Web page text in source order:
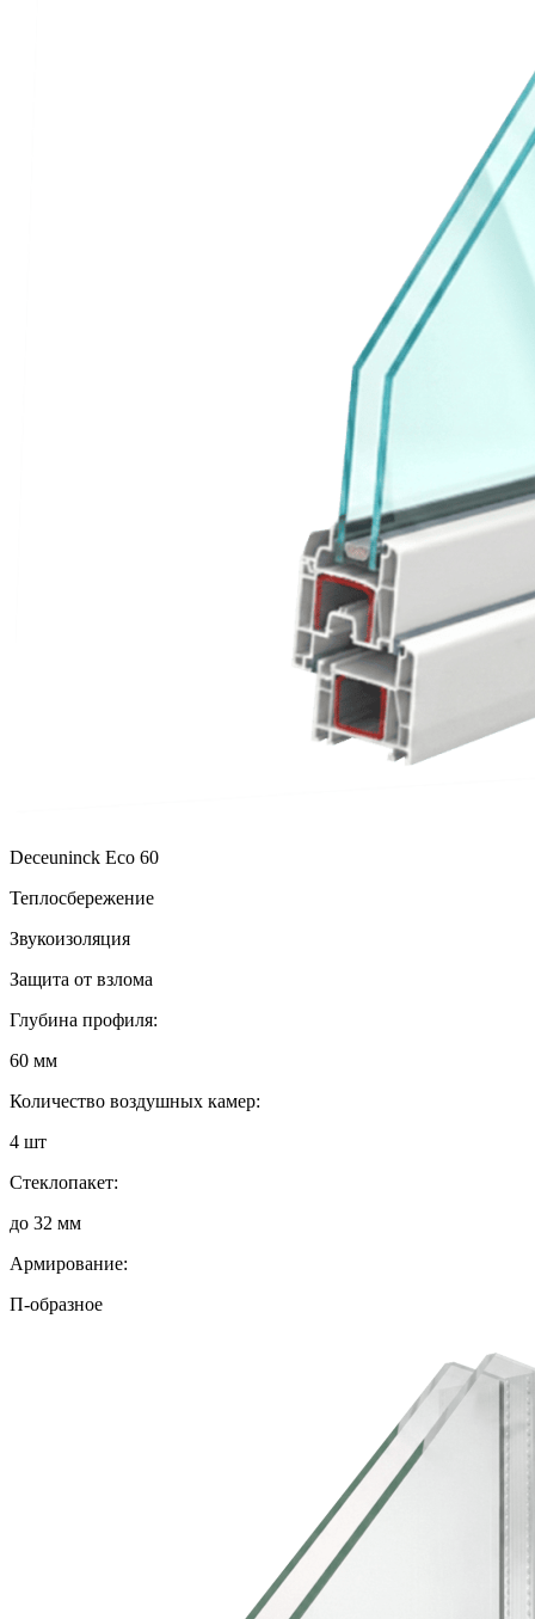
Deceuninck Eco 60
Теплосбережение
Звукоизоляция
Защита от взлома
Глубина профиля:
60 мм
Количество воздушных камер:
4 шт
Стеклопакет:
до 32 мм
Армирование:
П-образное